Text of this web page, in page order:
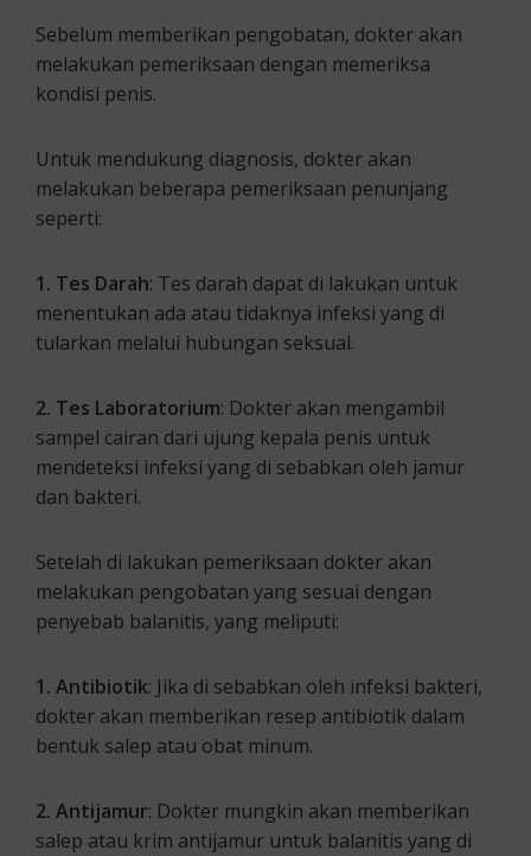
Sebelum memberikan pengobatan, dokter akan
melakukan pemeriksaan dengan memeriksa
kondisi penis.
Untuk mendukung diagnosis, dokter akan
melakukan beberapa pemeriksaan penunjang
seperti:
1. Tes Darah: Tes darah dapat di lakukan untuk
menentukan ada atau tidaknya infeksi yang di
tularkan melalui hubungan seksual.
2. Tes Laboratorium: Dokter akan mengambil
sampel cairan dari ujung kepala penis untuk
mendeteksi infeksi yang di sebabkan oleh jamur
dan bakteri.
Setelah di lakukan pemeriksaan dokter akan
melakukan pengobatan yang sesuai dengan
penyebab balanitis, yang meliputi:
1. Antibiotik: Jika di sebabkan oleh infeksi bakteri,
dokter akan memberikan resep antibiotik dalam
bentuk salep atau obat minum.
2. Antijamur: Dokter mungkin akan memberikan
salep atau krim antijamur untuk balanitis yang di